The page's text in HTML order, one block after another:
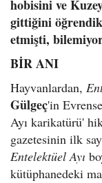
hobisini ve
gittiğini
etmişti,
BİR ANI
Hayvanlardan,
Gülgeç'in
Ayı karikatürü'
gazetesinin ilk
Entelektüel Ayı
kütüphanedeki